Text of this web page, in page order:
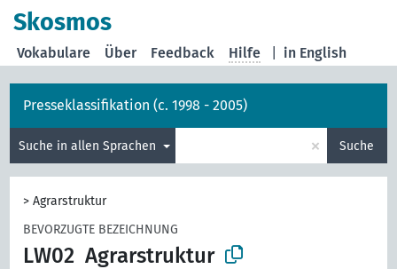
Skosmos
in English
Vokabulare Über Feedback Hilfe
Presseklassifikation (c. 1998 - 2005)
Suche in allen Sprachen × Suche
>Agrarstruktur
BEVORZUGTE BEZEICHNUNG
LW02 Agrarstruktur